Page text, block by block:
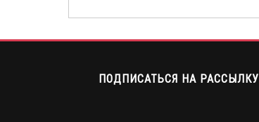
ПОДПИСАТЬСЯ НА РАССЫЛКУ